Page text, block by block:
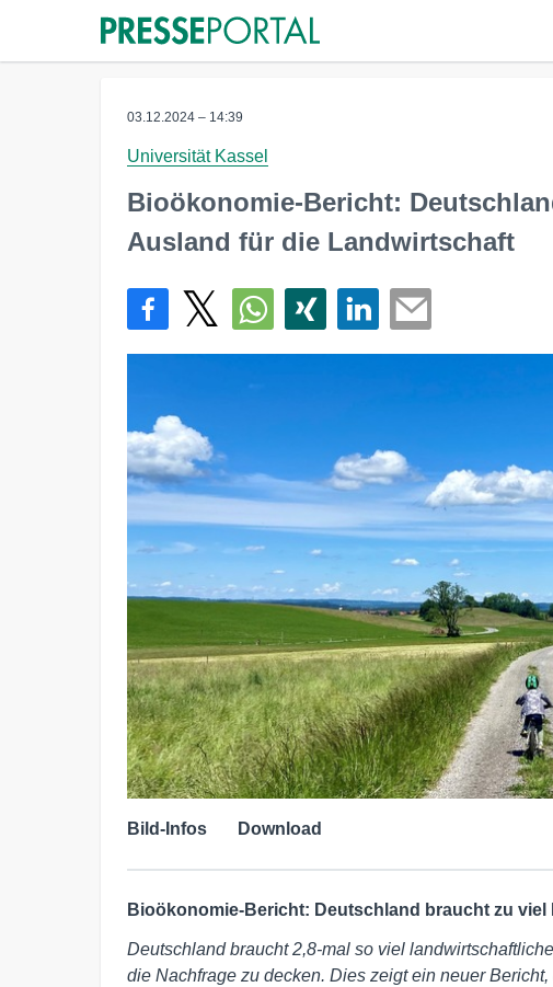
03.12.2024 – 14:39
Universität Kassel
Bioökonomie-Bericht:
Ausland für die Landwirtschaft
Bild-Infos Download
Bioökonomie-Bericht: Deutschland braucht zu
Deutschland braucht 2,8-mal so viel
die Nachfrage zu decken. Dies zeigt ein neuer